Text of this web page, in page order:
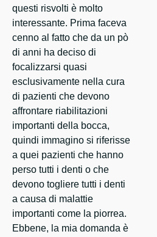
questi risvolti è molto
interessante. Prima faceva
cenno al fatto che da un pò
di anni ha deciso di
focalizzarsi quasi
esclusivamente nella cura
di pazienti che devono
affrontare riabilitazioni
importanti della bocca,
quindi immagino si riferisse
a quei pazienti che hanno
perso tutti i denti o che
devono togliere tutti i denti
a causa di malattie
importanti come la piorrea.
Ebbene, la mia domanda è